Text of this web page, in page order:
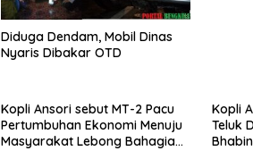
Diduga Dendam, Mobil Dinas
Nyaris Dibakar OTD
Kopli Ansori sebut MT-2 Pacu
Pertumbuhan Ekonomi Menuju
Masyarakat Lebong Bahagia
Kopli
Teluk